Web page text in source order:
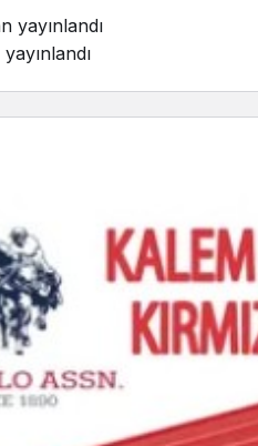
yayınlandı
yayınlandı